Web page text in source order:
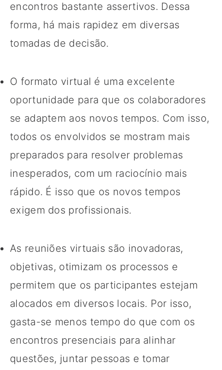
encontros bastante assertivos. Dessa
forma, há mais rapidez em diversas
tomadas de decisão.
O formato virtual é uma excelente
oportunidade para que os colaboradores
se adaptem aos novos tempos. Com isso,
todos os envolvidos se mostram mais
preparados para resolver problemas
inesperados, com um raciocínio mais
rápido. É isso que os novos tempos
exigem dos profissionais.
As reuniões virtuais são inovadoras,
objetivas, otimizam os processos e
permitem que os participantes estejam
alocados em diversos locais. Por isso,
gasta-se menos tempo do que com os
encontros presenciais para alinhar
questões, juntar pessoas e tomar